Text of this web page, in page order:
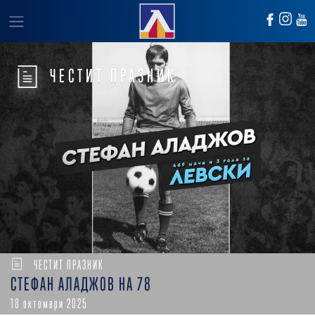
ЧЕСТИТ ПРАЗНИК
ЧЕСТИТ ПРАЗНИК
СТЕФАН АЛАДЖОВ НА 78
18 октомври 2025